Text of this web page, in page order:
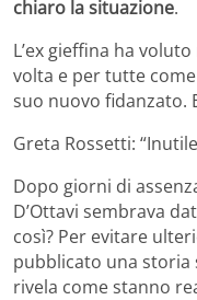
chiaro la situazione.
L’ex gieffina ha
volta e per tutte
suo nuovo fidanzato.
Greta Rossetti:
Dopo giorni di
D’Ottavi sembrava
così? Per evitare
pubblicato una storia
rivela come stanno